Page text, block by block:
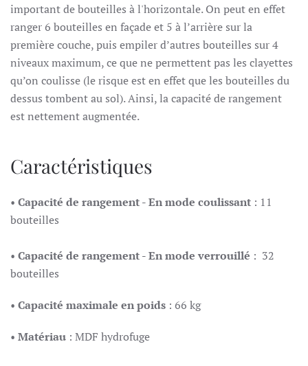
important de bouteilles à l'horizontale. On peut en effet
ranger 6 bouteilles en façade et 5 à l’arrière sur la
première couche, puis empiler d’autres bouteilles sur 4
niveaux maximum, ce que ne permettent pas les clayettes
qu’on coulisse (le risque est en effet que les bouteilles du
dessus tombent au sol). Ainsi, la capacité de rangement
est nettement augmentée.
Caractéristiques
• Capacité de rangement - En mode coulissant : 11
bouteilles
• Capacité de rangement - En mode verrouillé : 32
bouteilles
• Capacité maximale en poids : 66 kg
• Matériau : MDF hydrofuge